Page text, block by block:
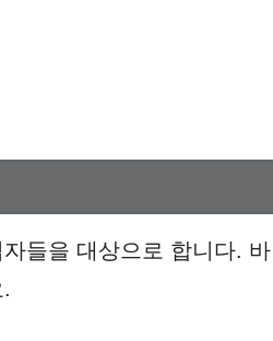
들을 대상으로 합니다. 바